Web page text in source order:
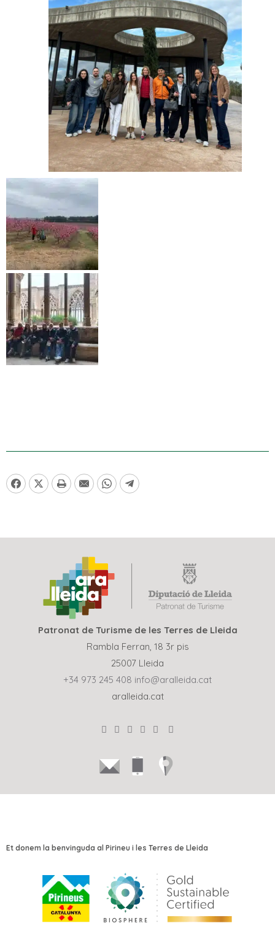
Patronat de Turisme de les Terres de Lleida
Rambla Ferran, 18 3r pis
25007 Lleida
+34 973 245 408 info@aralleida.cat
aralleida.cat
Et donem la benvinguda al Pirineu i les Terres de Lleida